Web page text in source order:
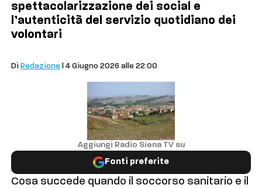
spettacolarizzazione dei social e
l’autenticità del servizio quotidiano dei
volontari
Di Redazione | 4 Giugno 2026 alle 22:00
Aggiungi Radio Siena TV su
Fonti preferite
Cosa succede quando il soccorso sanitario e il